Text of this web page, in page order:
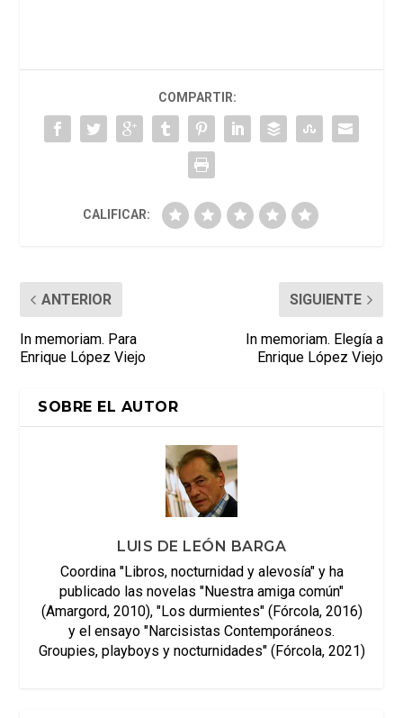
COMPARTIR:
CALIFICAR:
ANTERIOR
In memoriam. Para
Enrique López Viejo
SIGUIENTE
In memoriam. Elegía a
Enrique López Viejo
SOBRE EL AUTOR
LUIS DE LEÓN BARGA
Coordina "Libros, nocturnidad y alevosía" y ha
publicado las novelas "Nuestra amiga común"
(Amargord, 2010), "Los durmientes" (Fórcola, 2016)
y el ensayo "Narcisistas Contemporáneos.
Groupies, playboys y nocturnidades" (Fórcola, 2021)